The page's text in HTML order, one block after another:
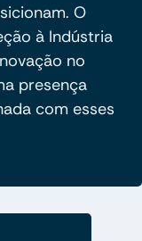
O
à Indústria
no
presença
com esses